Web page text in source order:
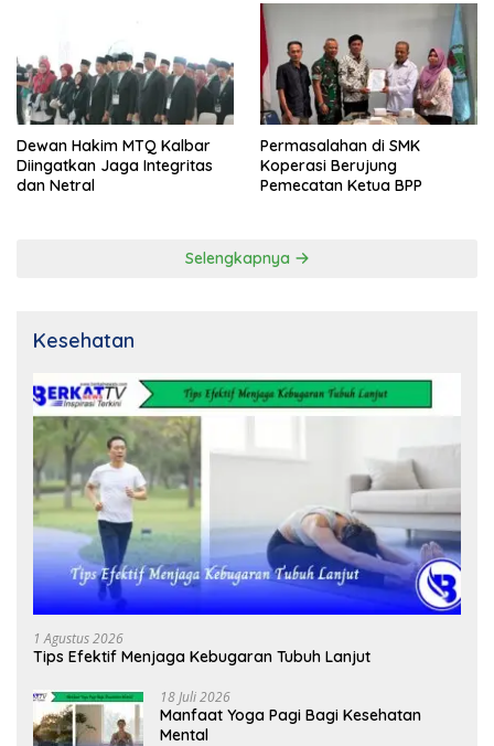
Dewan Hakim MTQ Kalbar
Diingatkan Jaga Integritas
dan Netral
Permasalahan di SMK
Koperasi Berujung
Pemecatan Ketua BPP
Selengkapnya
Kesehatan
1 Agustus 2026
Tips Efektif Menjaga Kebugaran Tubuh Lanjut
18 Juli 2026
Manfaat Yoga Pagi Bagi Kesehatan
Mental